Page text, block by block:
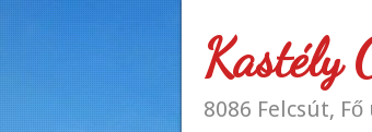
Kastély
8086 Felcsút, Fő